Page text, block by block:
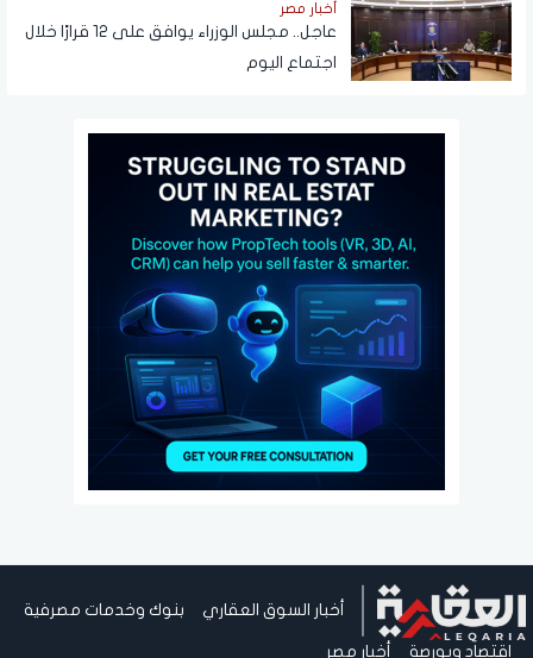
أخبار مصر
عاجل.. مجلس الوزراء يوافق على 12 قرارًا خلال
اجتماع اليوم
أخبار السوق العقاري بنوك وخدمات مصرفية
اقتصاد وبورصة أخبار مصر